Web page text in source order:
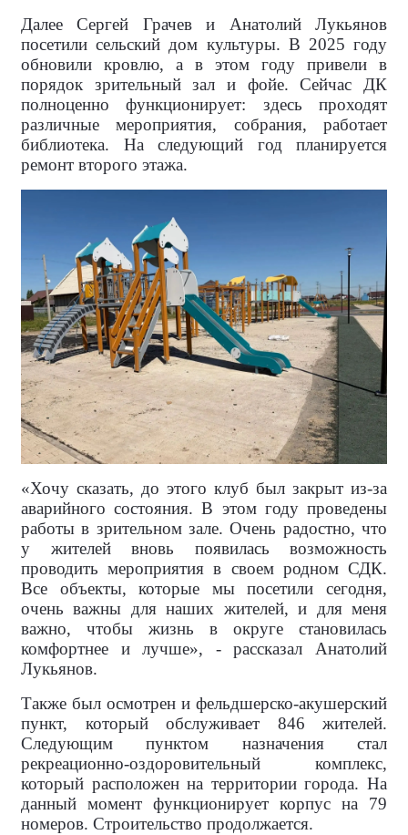
Далее Сергей Грачев и Анатолий Лукьянов
посетили сельский дом культуры. В 2025 году
обновили кровлю, а в этом году привели в
порядок зрительный зал и фойе. Сейчас ДК
полноценно функционирует: здесь проходят
различные мероприятия, собрания, работает
библиотека. На следующий год планируется
ремонт второго этажа.
«Хочу сказать, до этого клуб был закрыт из-за
аварийного состояния. В этом году проведены
работы в зрительном зале. Очень радостно, что
у жителей вновь появилась возможность
проводить мероприятия в своем родном СДК.
Все объекты, которые мы посетили сегодня,
очень важны для наших жителей, и для меня
важно, чтобы жизнь в округе становилась
комфортнее и лучше», - рассказал Анатолий
Лукьянов.
Также был осмотрен и фельдшерско-акушерский
пункт, который обслуживает 846 жителей.
Следующим пунктом назначения стал
рекреационно-оздоровительный комплекс,
который расположен на территории города. На
данный момент функционирует корпус на 79
номеров. Строительство продолжается.